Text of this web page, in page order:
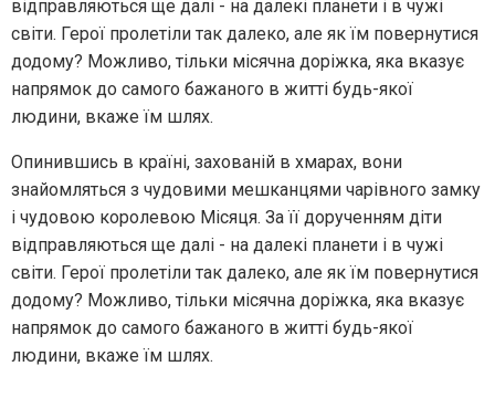
відправляються ще далі - на далекі планети і в чужі
світи. Герої пролетіли так далеко, але як їм повернутися
додому? Можливо, тільки місячна доріжка, яка вказує
напрямок до самого бажаного в житті будь-якої
людини, вкаже їм шлях.
Опинившись в країні, захованій в хмарах, вони
знайомляться з чудовими мешканцями чарівного замку
і чудовою королевою Місяця. За її дорученням діти
відправляються ще далі - на далекі планети і в чужі
світи. Герої пролетіли так далеко, але як їм повернутися
додому? Можливо, тільки місячна доріжка, яка вказує
напрямок до самого бажаного в житті будь-якої
людини, вкаже їм шлях.